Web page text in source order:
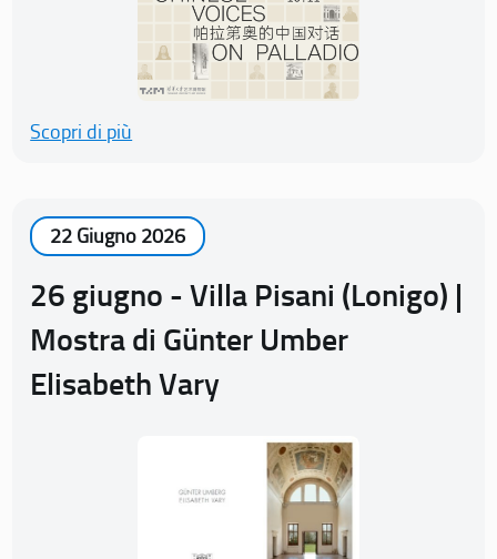
Scopri di più
22 Giugno 2026
26 giugno - Villa Pisani (Lonigo) |
Mostra di Günter Umber
Elisabeth Vary